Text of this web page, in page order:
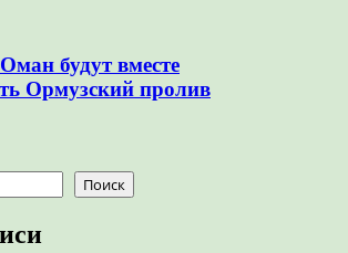
будут вместе
Ормузский пролив
Поиск